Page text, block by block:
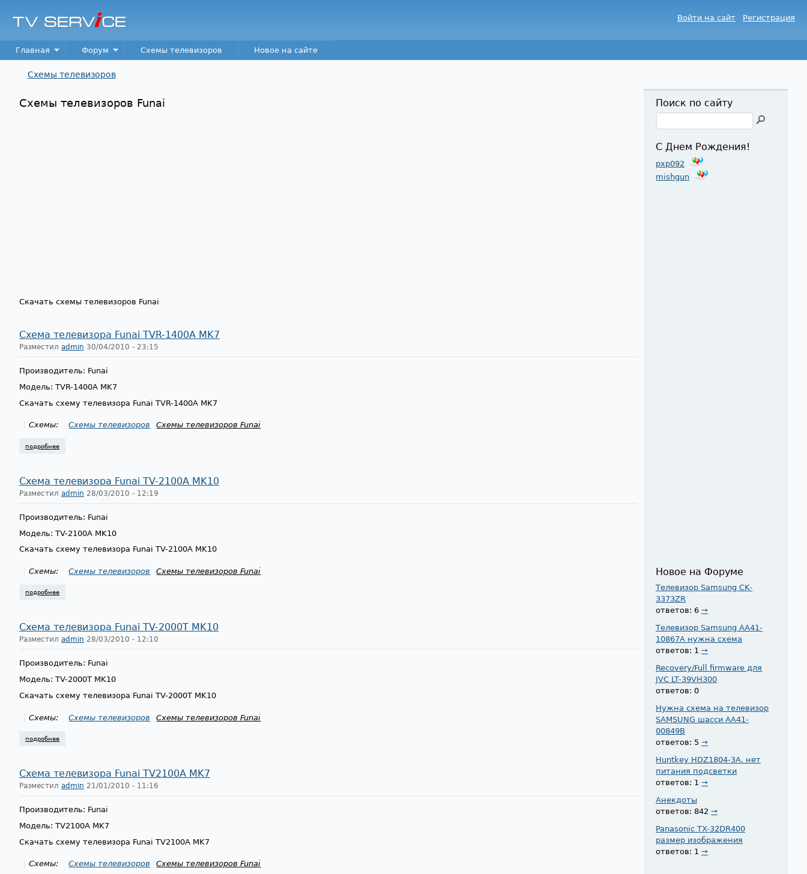
TV
Service
Войти на сайт Регистрация
Main menu
Главная Форум Схемы телевизоров Новое на сайте
Схемы телевизоров
Схемы телевизоров Funai
Скачать схемы телевизоров Funai
Схема телевизора Funai TVR-1400A MK7
Разместил admin 30/04/2010 - 23:15
Производитель: Funai
Модель: TVR-1400A MK7
Скачать схему телевизора Funai TVR-1400A MK7
Схемы: Схемы телевизоров Схемы телевизоров Funai
подробнее
Схема телевизора Funai TV-2100A MK10
Разместил admin 28/03/2010 - 12:19
Производитель: Funai
Модель: TV-2100A MK10
Скачать схему телевизора Funai TV-2100A MK10
Схемы: Схемы телевизоров Схемы телевизоров Funai
подробнее
Схема телевизора Funai TV-2000T MK10
Разместил admin 28/03/2010 - 12:10
Производитель: Funai
Модель: TV-2000T MK10
Скачать схему телевизора Funai TV-2000T MK10
Схемы: Схемы телевизоров Схемы телевизоров Funai
подробнее
Схема телевизора Funai TV2100A MK7
Разместил admin 21/01/2010 - 11:16
Производитель: Funai
Модель: TV2100A MK7
Скачать схему телевизора Funai TV2100A MK7
Схемы: Схемы телевизоров Схемы телевизоров Funai
Поиск по сайту
С Днем Рождения!
pxp092
mishgun
Новое на Форуме
Телевизор Samsung CK-
3373ZR
ответов: 6→
Телевизор Samsung AA41-
10867A нужна схема
ответов: 1→
Recovery/Full firmware для
JVC LT-39VH300
ответов: 0
Нужна схема на телевизор
SAMSUNG шасси AA41-
00849B
ответов: 5→
Huntkey HDZ1804-3A. нет
питания подсветки
ответов: 1→
Анекдоты
ответов: 842→
Panasonic TX-32DR400
размер изображения
ответов: 1→